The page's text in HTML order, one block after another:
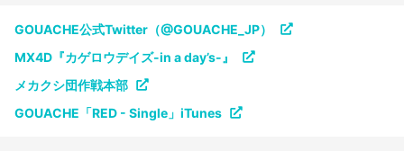
GOUACHE公式Twitter（@GOUACHE_JP）
MX4D『カゲロウデイズ-in a day’s-』
メカクシ団作戦本部
GOUACHE「RED - Single」iTunes